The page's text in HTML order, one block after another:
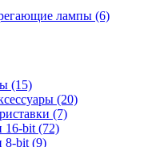
лампы (6)
(15)
(20)
(7)
16-bit (72)
8-bit (9)